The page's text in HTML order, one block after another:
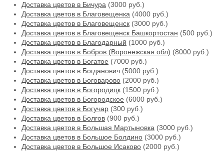
Доставка цветов в Бичура (3000 руб.)
Доставка цветов в Благовещенка (4000 руб.)
Доставка цветов в Благовещенск (3000 руб.)
Доставка цветов в Благовещенск Башкортостан (500 руб.)
Доставка цветов в Благодарный (1000 руб.)
Доставка цветов в Бобров (Воронежская обл) (8000 руб.)
Доставка цветов в Богатое (7000 руб.)
Доставка цветов в Богданович (5000 руб.)
Доставка цветов в Боговарово (2000 руб.)
Доставка цветов в Богородицк (1500 руб.)
Доставка цветов в Богородское (6000 руб.)
Доставка цветов в Богучар (300 руб.)
Доставка цветов в Болгов (900 руб.)
Доставка цветов в Большая Мартыновка (3000 руб.)
Доставка цветов в Большое Болдино (3000 руб.)
Доставка цветов в Большое Исаково (2000 руб.)